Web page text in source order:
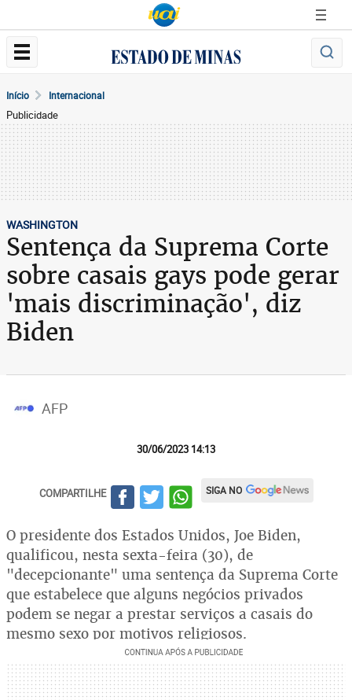
Início Internacional
Publicidade
WASHINGTON
Sentença da Suprema Corte
sobre casais gays pode gerar
'mais discriminação', diz
Biden
AFP
30/06/2023 14:13
COMPARTILHE SIGA NO
O presidente dos Estados Unidos, Joe Biden,
qualificou, nesta sexta-feira (30), de
"decepcionante" uma sentença da Suprema Corte
que estabelece que alguns negócios privados
podem se negar a prestar serviços a casais do
mesmo sexo por motivos religiosos.